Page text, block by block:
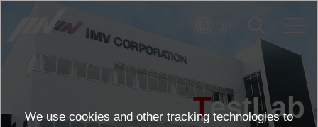
TestLab
We use cookies and other tracking technologies to